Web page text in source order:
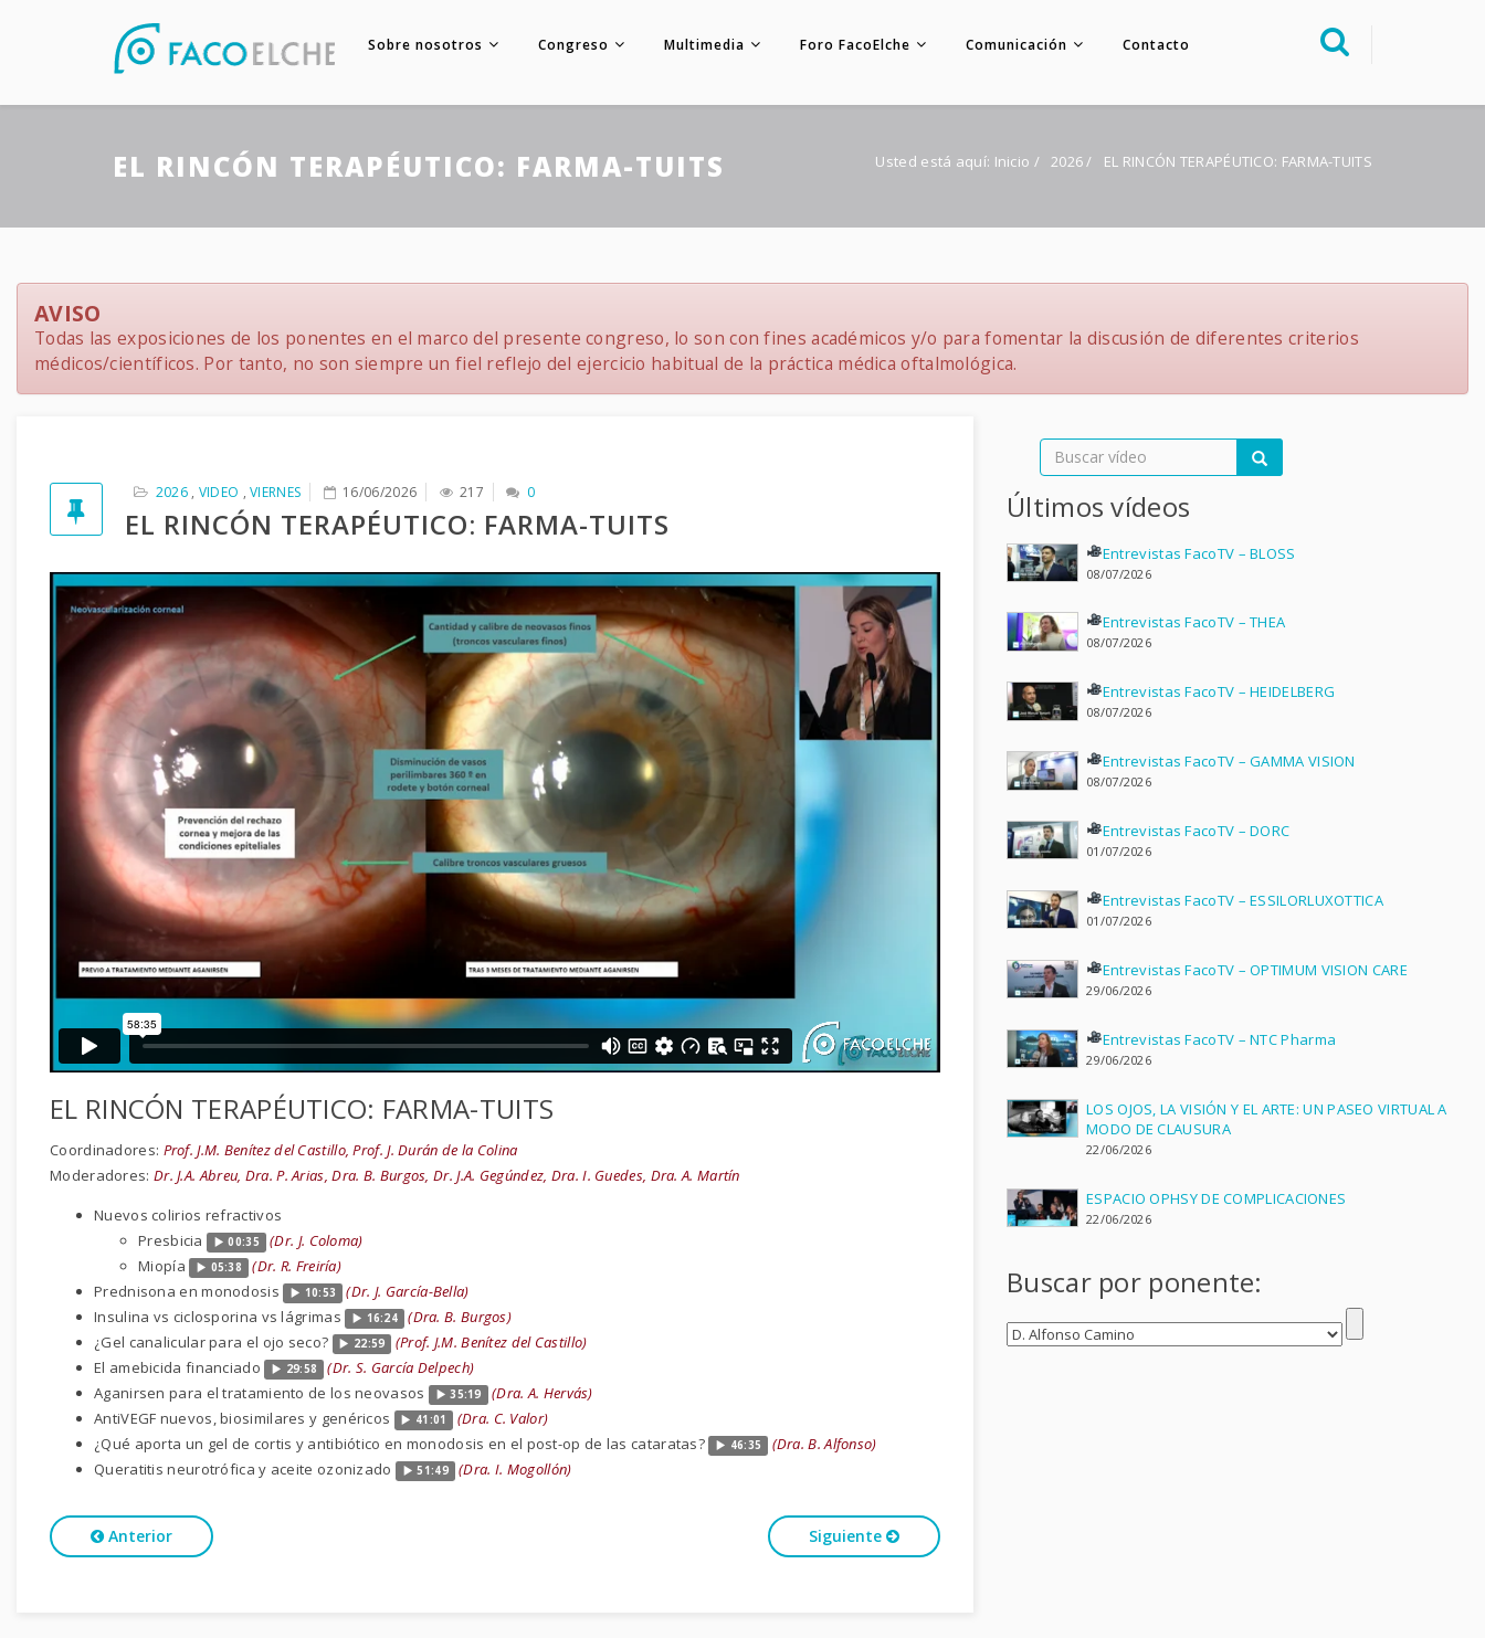
Sobre nosotros Congreso Multimedia Foro FacoElche Comunicación Contacto
Foro FacoElche
Comunicación
Contacto
EL RINCÓN TERAPÉUTICO: FARMA-TUITS Usted está aquí: Inicio / 2026 / EL RINCÓN TERAPÉUTICO: FARMA-TUITS
AVISO
Todas las exposiciones de los ponentes en el marco del presente congreso, lo son con fines académicos y/o para fomentar la discusión de diferentes criterios
médicos/científicos. Por tanto, no son siempre un fiel reflejo del ejercicio habitual de la práctica médica oftalmológica.
2026, VIDEO ,VIERNES 16/06/2026 217 0
EL RINCÓN TERAPÉUTICO: FARMA-TUITS
EL RINCÓN TERAPÉUTICO: FARMA-TUITS
Coordinadores: Prof. J.M. Benítez del Castillo, Prof. J. Durán de la Colina
Moderadores: Dr. J.A. Abreu, Dra. P. Arias, Dra. B. Burgos, Dr. J.A. Gegúndez, Dra. I. Guedes, Dra. A. Martín
Nuevos colirios refractivos
Presbicia
00:35
(Dr. J. Coloma)
Miopía
05:38
(Dr. R. Freiría)
Prednisona en monodosis
10:53
(Dr. J. García-Bella)
Insulina vs ciclosporina vs lágrimas
16:24
(Dra. B. Burgos)
¿Gel canalicular para el ojo seco?
22:59
(Prof. J.M. Benítez del Castillo)
El amebicida financiado
29:58
(Dr. S. García Delpech)
Aganirsen para el tratamiento de los neovasos
35:19
(Dra. A. Hervás)
AntiVEGF nuevos, biosimilares y genéricos
41:01
(Dra. C. Valor)
¿Qué aporta un gel de cortis y antibiótico en monodosis en el post-op de las cataratas?
46:35
(Dra. B. Alfonso)
Queratitis neurotrófica y aceite ozonizado
51:49 (Dra. I. Mogollón)
Anterior Siguiente
Últimos vídeos
Entrevistas FacoTV – BLOSS
08/07/2026
Entrevistas FacoTV – THEA
08/07/2026
Entrevistas FacoTV – HEIDELBERG
08/07/2026
Entrevistas FacoTV – GAMMA VISION
08/07/2026
Entrevistas FacoTV – DORC
01/07/2026
Entrevistas FacoTV – ESSILORLUXOTTICA
01/07/2026
Entrevistas FacoTV – OPTIMUM VISION CARE
29/06/2026
Entrevistas FacoTV – NTC Pharma
29/06/2026
LOS OJOS, LA VISIÓN Y EL ARTE: UN PASEO VIRTUAL A
MODO DE CLAUSURA
22/06/2026
ESPACIO OPHSY DE COMPLICACIONES
22/06/2026
Buscar por ponente: